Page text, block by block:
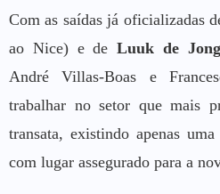
Com as saídas já oficializadas
ao Nice) e de Luuk de Jong
André Villas-Boas e
trabalhar no setor que mais
transata, existindo apenas uma
com lugar assegurado para a